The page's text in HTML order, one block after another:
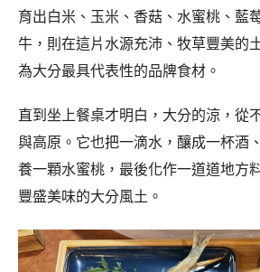
育出白米、玉米、香菇、水蜜桃、藍
牛，則在這片水源充沛、牧草豐美的
為大分最具代表性的品牌食材。
直到坐上餐桌才明白，大分的涼，從
與高原。它也把一滴水，釀成一杯酒
養一顆水蜜桃，最後化作一道道地方
豐盛美味的大分風土。